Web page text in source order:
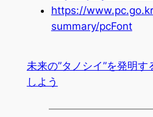
https://
summary/pcFont
未来の”タノシイ”を発明す
しよう